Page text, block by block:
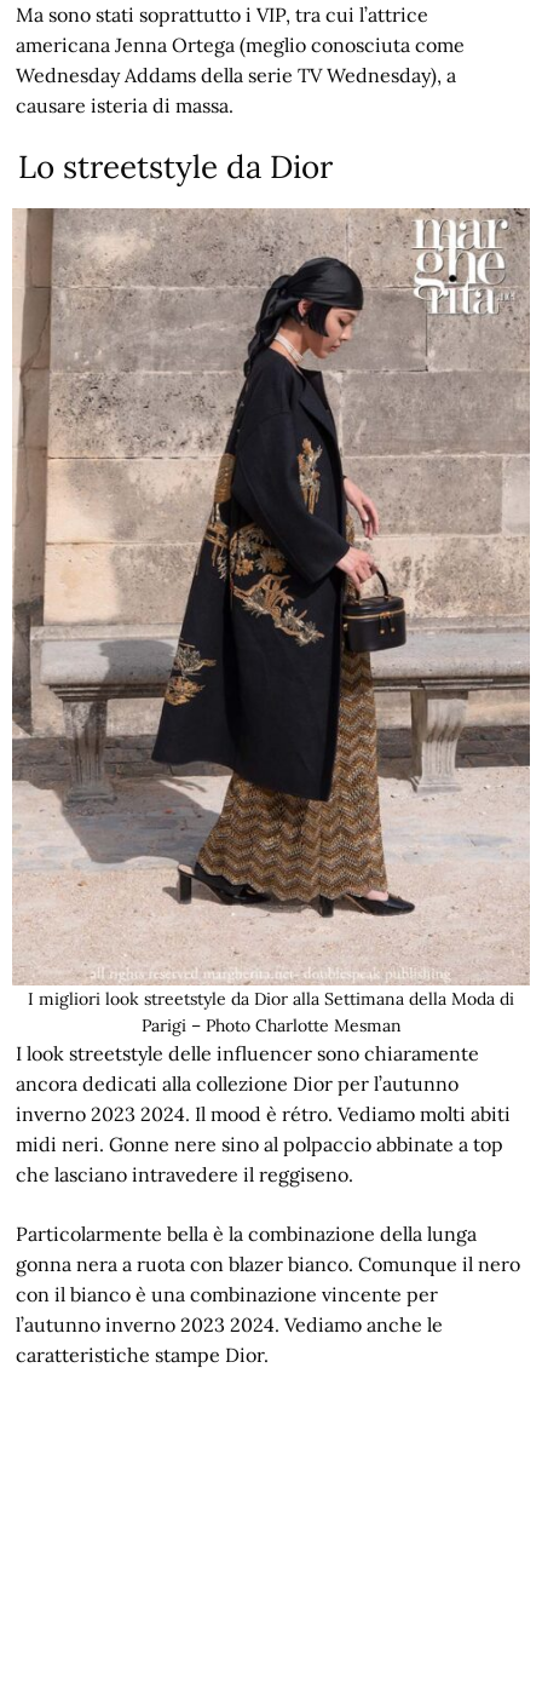
Ma sono stati soprattutto i VIP, tra cui l’attrice
americana Jenna Ortega (meglio conosciuta come
Wednesday Addams della serie TV Wednesday), a
causare isteria di massa.
Lo streetstyle da Dior
I migliori look streetstyle da Dior alla Settimana della Moda di
Parigi – Photo Charlotte Mesman
I look streetstyle delle influencer sono chiaramente
ancora dedicati alla collezione Dior per l’autunno
inverno 2023 2024. Il mood è rétro. Vediamo molti abiti
midi neri. Gonne nere sino al polpaccio abbinate a top
che lasciano intravedere il reggiseno.
Particolarmente bella è la combinazione della lunga
gonna nera a ruota con blazer bianco. Comunque il nero
con il bianco è una combinazione vincente per
l’autunno inverno 2023 2024. Vediamo anche le
caratteristiche stampe Dior.